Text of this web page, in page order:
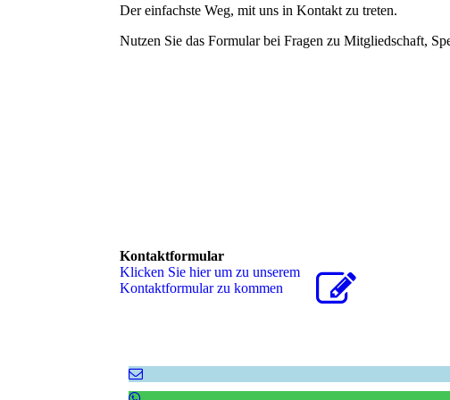
Der einfachste Weg, mit uns in Kontakt zu treten.
Nutzen Sie das Formular bei Fragen zu Mitgliedschaft,
Kontaktformular
Klicken Sie hier um zu unserem
Kon­takt­for­mu­lar zu kommen